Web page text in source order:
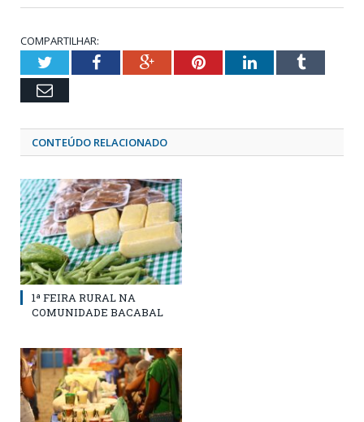
COMPARTILHAR:
TwitterFacebookGoogle+PinterestLinkedInTumblr
Email
CONTEÚDO RELACIONADO
1ª FEIRA RURAL NA
COMUNIDADE BACABAL